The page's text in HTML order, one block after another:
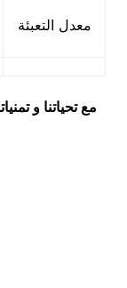
معدل التعبئة
مع تحياتنا و